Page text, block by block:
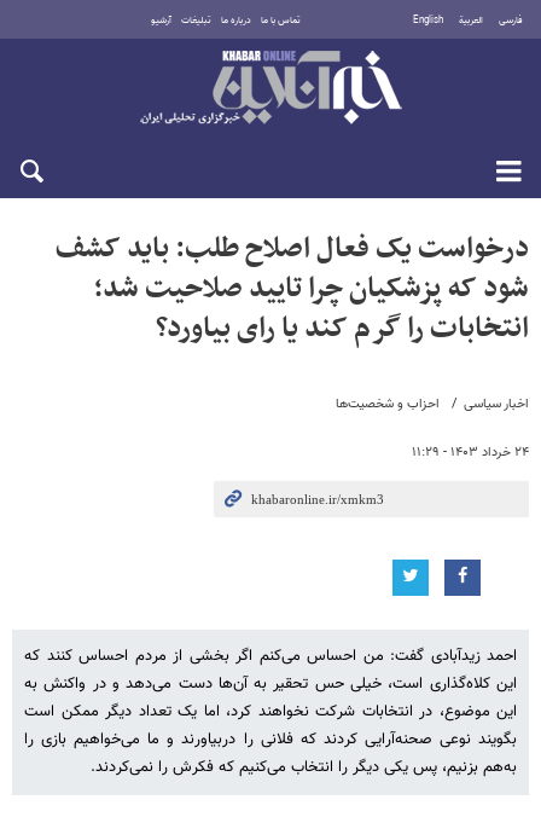
فارسی العربية English تماس با ما درباره ما تبلیغات آرشیو
سه‌شنبه ۲۰ مرداد ۱۴۰۵
اخبار سیاسی احزاب و شخصیت‌ها
۲۴ خرداد ۱۴۰۳ - ۱۱:۲۹
درخواست یک فعال اصلاح طلب: باید کشف
شود که پزشکیان چرا تایید صلاحیت شد؛
انتخابات را گرم کند یا رای بیاورد؟
احمد زیدآبادی گفت: من احساس می‌کنم اگر بخشی از مردم احساس کنند که
این کلاه‌گذاری است، خیلی حس تحقیر به آن‌ها دست می‌دهد و در واکنش به
این موضوع، در انتخابات شرکت نخواهند کرد، اما یک تعداد دیگر ممکن است
بگویند نوعی صحنه‌آرایی کردند که فلانی را دربیاورند و ما می‌خواهیم بازی را
به‌هم بزنیم، پس یکی دیگر را انتخاب می‌کنیم که فکرش را نمی‌کردند.